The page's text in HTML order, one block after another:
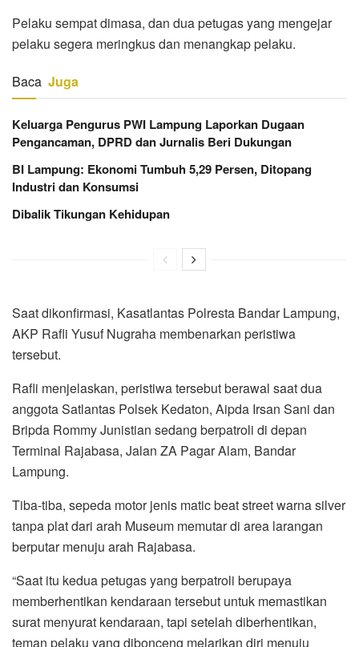
Pelaku sempat dimasa, dan dua petugas yang mengejar
pelaku segera meringkus dan menangkap pelaku.
Baca Juga
Keluarga Pengurus PWI Lampung Laporkan Dugaan
Pengancaman, DPRD dan Jurnalis Beri Dukungan
BI Lampung: Ekonomi Tumbuh 5,29 Persen, Ditopang
Industri dan Konsumsi
Dibalik Tikungan Kehidupan
Saat dikonfirmasi, Kasatlantas Polresta Bandar Lampung,
AKP Rafli Yusuf Nugraha membenarkan peristiwa
tersebut.
Rafli menjelaskan, peristiwa tersebut berawal saat dua
anggota Satlantas Polsek Kedaton, Aipda Irsan Sani dan
Bripda Rommy Junistian sedang berpatroli di depan
Terminal Rajabasa, Jalan ZA Pagar Alam, Bandar
Lampung.
Tiba-tiba, sepeda motor jenis matic beat street warna silver
tanpa plat dari arah Museum memutar di area larangan
berputar menuju arah Rajabasa.
“Saat itu kedua petugas yang berpatroli berupaya
memberhentikan kendaraan tersebut untuk memastikan
surat menyurat kendaraan, tapi setelah diberhentikan,
teman pelaku yang dibonceng melarikan diri menuju